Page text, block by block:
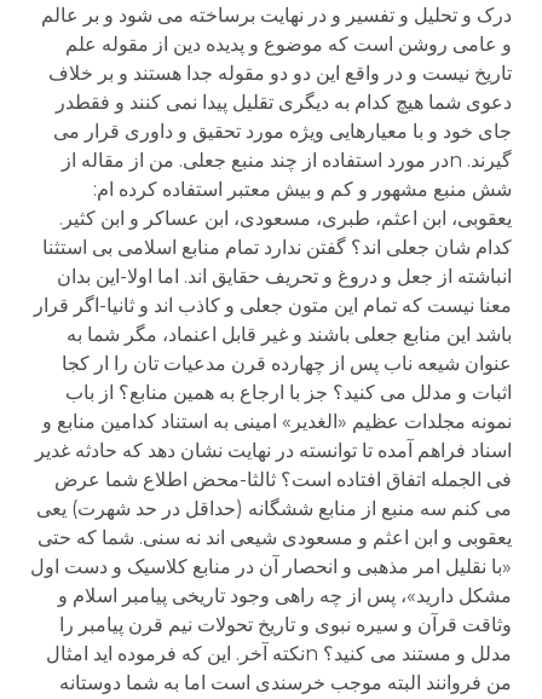
درک و تحلیل و تفسیر و در نهایت برساخته می شود و بر عالم
و عامی روشن است که موضوع و پدیده دین از مقوله علم
تاریخ نیست و در واقع این دو دو مقوله جدا هستند و بر خلاف
دعوی شما هیچ کدام به دیگری تقلیل پیدا نمی کنند و فقطدر
جای خود و با معیارهایی ویژه مورد تحقیق و داوری قرار می
گیرند. nدر مورد استفاده از چند منبع جعلی. من از مقاله از
شش منبع مشهور و کم و بیش معتبر استفاده کرده ام:
یعقوبی، ابن اعثم، طبری، مسعودی، ابن عساکر و ابن کثیر.
کدام شان جعلی اند؟ گفتن ندارد تمام منابع اسلامی بی استثنا
انباشته از جعل و دروغ و تحریف حقایق اند. اما اولا-این بدان
معنا نیست که تمام این متون جعلی و کاذب اند و ثانیا-اگر قرار
باشد این منابع جعلی باشند و غیر قابل اعنماد، مگر شما به
عنوان شیعه ناب پس از چهارده قرن مدعیات تان را ار کجا
اثبات و مدلل می کنید؟ جز با ارجاع به همین منابع؟ از باب
نمونه مجلدات عظیم «الغدیر» امینی به استناد کدامین منابع و
اسناد فراهم آمده تا توانسته در نهایت نشان دهد که حادثه غدیر
فی الجمله اتفاق افتاده است؟ ثالثا-محض اطلاع شما عرض
می کنم سه منبع از منابع ششگانه (حداقل در حد شهرت) یعی
یعقوبی و ابن اعثم و مسعودی شیعی اند نه سنی. شما که حتی
«با نقلیل امر مذهبی و انحصار آن در منابع کلاسیک و دست اول
مشکل دارید»، پس از چه راهی وجود تاریخی پیامبر اسلام و
وثاقت قرآن و سیره نبوی و تاریخ تحولات نیم قرن پیامبر را
مدلل و مستند می کنید؟ nنکته آخر. این که فرموده اید امثال
من فروانند البته موجب خرسندی است اما به شما دوستانه